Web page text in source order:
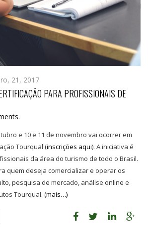
21, 2017
PARA PROFISSIONAIS DE
e 10 e 11 de novembro vai ocorrer em
Tourqual (inscrições aqui). A iniciativa é
da área do turismo de todo o Brasil.
quem deseja comercializar e operar os
pesquisa de mercado, análise online e
Tourqual. (mais…)